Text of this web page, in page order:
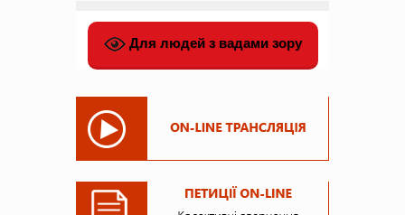
Для людей з вадами зору